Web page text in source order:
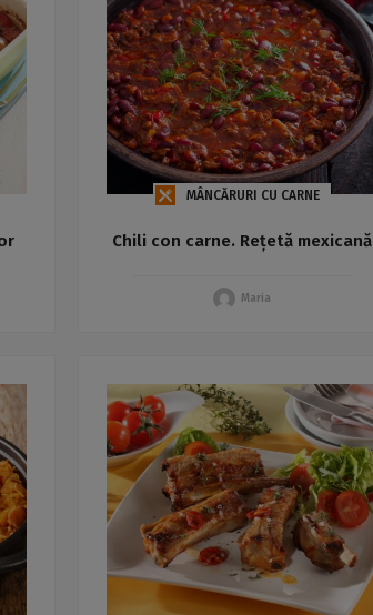
MÂNCĂRURI CU CARNE
Chili con carne. Rețetă mexicană
Maria